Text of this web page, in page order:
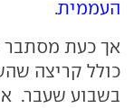
העממית.
אך כעת מסתבר
כולל קריצה
בשבוע שעבר.